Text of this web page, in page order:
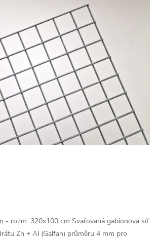
- rozm. 320x100 cm Svařovaná gabionová síť
Zn + Al (Galfan) průměru 4 mm pro